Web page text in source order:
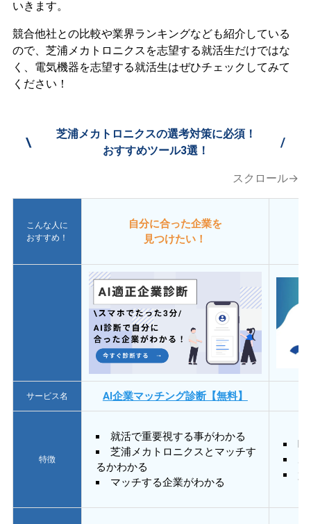
いきます。
競合他社との比較や業界ランキングなども紹介している
ので、芝浦メカトロニクスを志望する就活生だけではな
く、電気機器を志望する就活生はぜひチェックしてみて
ください！
\
芝浦メカトロニクスの選考対策に必須！
おすすめツール3選！
/
スクロール→
こんな人に
おすすめ！
自分に合った企業を
見つけたい！
サービス名 AI企業マッチング診断【無料】
特徴
就活で重要視する事がわかる
芝浦メカトロニクスとマッチす
るかわかる
マッチする企業がわかる
質